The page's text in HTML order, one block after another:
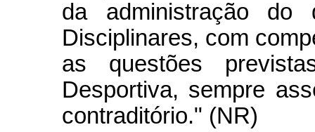
da administração do
Disciplinares, com
as questões
Desportiva, sempre
contraditório." (NR)